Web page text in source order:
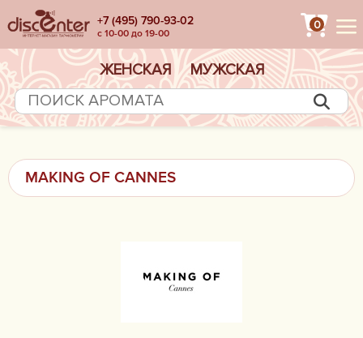
+7 (495) 790-93-02
с 10-00 до 19-00
0
ЖЕНСКАЯ МУЖСКАЯ
MAKING OF CANNES